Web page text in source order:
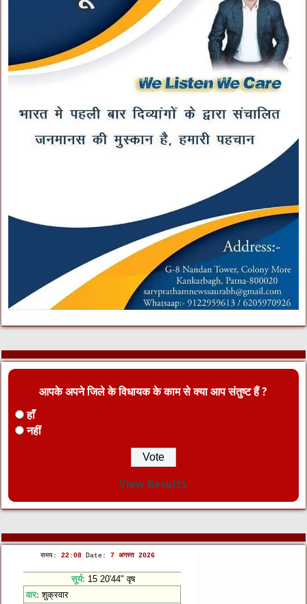
आपके अपने जिले के विधायक के काम से क्या आप संतुष्ट हैं ?
हाँ
नहीं
View Results